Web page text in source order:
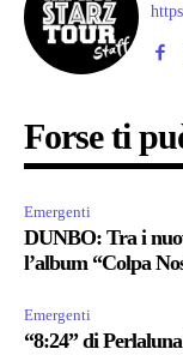
Forse ti
Emergenti
DUNBO: Tra i
l’album “Colpa
Emergenti
“8:24” di